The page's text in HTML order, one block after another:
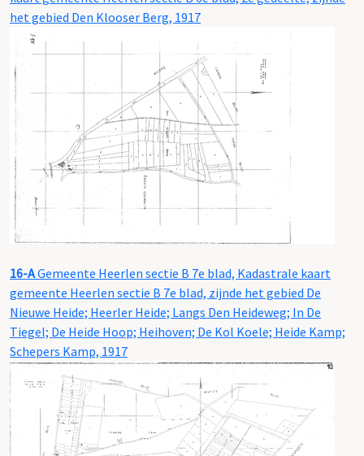
het gebied Den Klooser Berg, 1917
16-AGemeente Heerlen sectie B 7e blad, Kadastrale kaart
gemeente Heerlen sectie B 7e blad, zijnde het gebied De
Nieuwe Heide; Heerler Heide; Langs Den Heideweg; In De
Tiegel; De Heide Hoop; Heihoven; De Kol Koele; Heide Kamp;
Schepers Kamp, 1917